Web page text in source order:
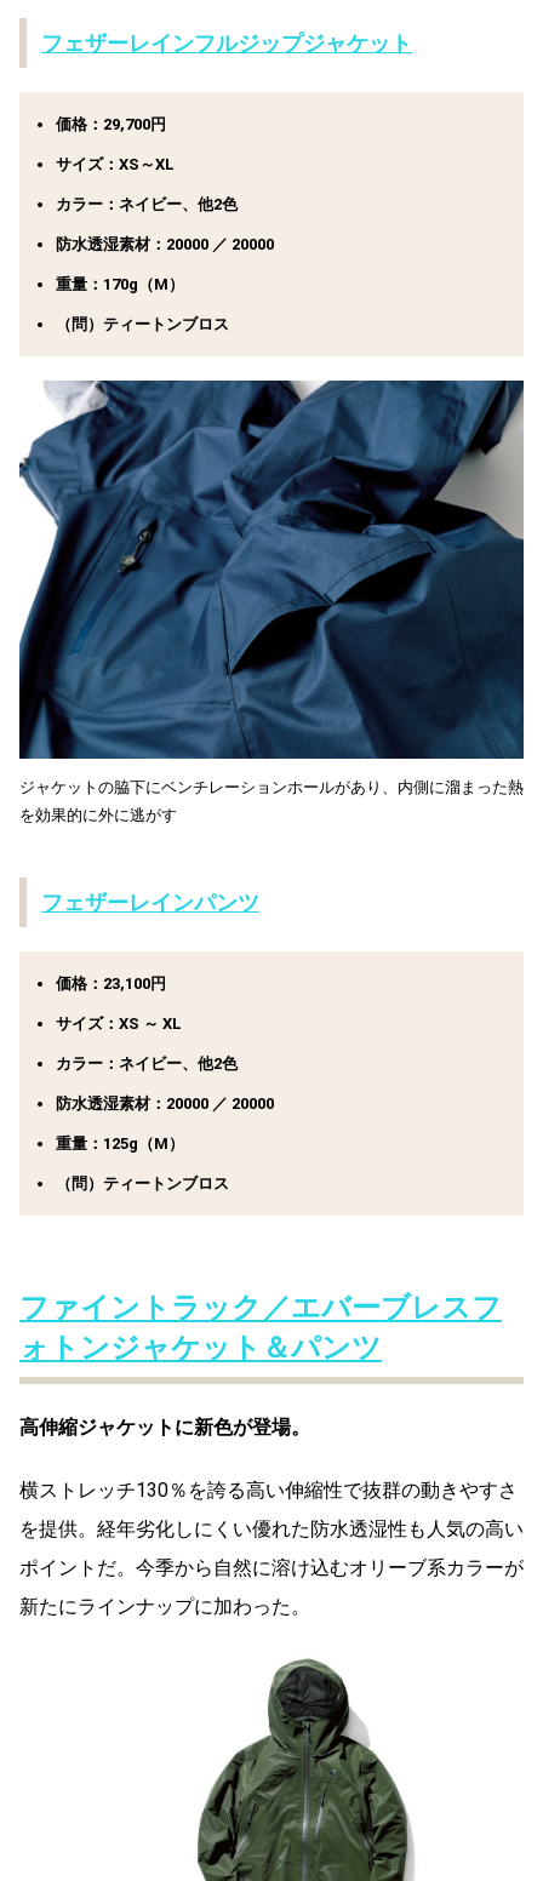
フェザーレインフルジップジャケット
価格：29,700円
サイズ：XS～XL
カラー：ネイビー、他2色
防水透湿素材：20000 ／ 20000
重量：170g（M）
（問）ティートンブロス
ジャケットの脇下にベンチレーションホールがあり、内側に溜まった熱
を効果的に外に逃がす
フェザーレインパンツ
価格：23,100円
サイズ：XS ～ XL
カラー：ネイビー、他2色
防水透湿素材：20000 ／ 20000
重量：125g（M）
（問）ティートンブロス
ファイントラック／エバーブレスフ
ォトンジャケット＆パンツ
高伸縮ジャケットに新色が登場。
横ストレッチ130％を誇る高い伸縮性で抜群の動きやすさ
を提供。経年劣化しにくい優れた防水透湿性も人気の高い
ポイントだ。今季から自然に溶け込むオリーブ系カラーが
新たにラインナップに加わった。